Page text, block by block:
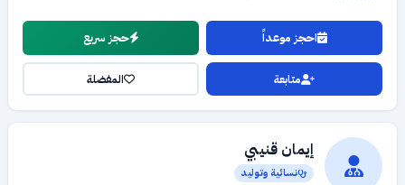
احجز موعداً حجز سريع
متابعة المفضلة
إيمان قنيبي
نسائية وتوليد